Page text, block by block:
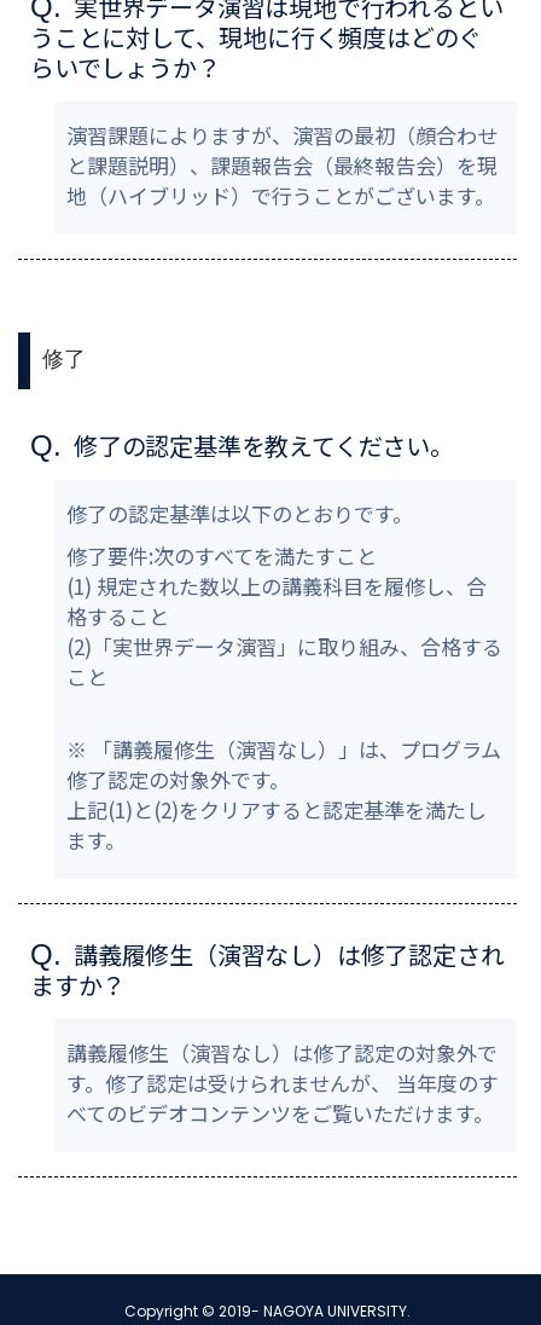
Q.
うことに対して、現地に行く頻度はどのぐ
らいでしょうか？
演習課題によりますが、演習の最初（顔合わせ
と課題説明）、課題報告会（最終報告会）を現
地（ハイブリッド）で行うことがございます。
修了
Q. 修了の認定基準を教えてください。
修了の認定基準は以下のとおりです。
修了要件:次のすべてを満たすこと
(1) 規定された数以上の講義科目を履修し、合
格すること
(2)「実世界データ演習」に取り組み、合格する
こと
※ 「講義履修生（演習なし）」は、プログラム
修了認定の対象外です。
上記(1)と(2)をクリアすると認定基準を満たし
ます。
Q. 講義履修生（演習なし）は修了認定され
ますか？
講義履修生（演習なし）は修了認定の対象外で
す。修了認定は受けられませんが、 当年度のす
べてのビデオコンテンツをご覧いただけます。
Copyright © 2019- NAGOYA UNIVERSITY.